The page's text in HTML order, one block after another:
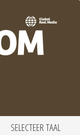
SELECTEER TAAL